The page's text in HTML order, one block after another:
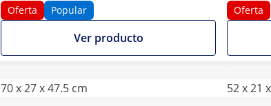
Oferta Popular
Ver producto
Oferta
70 x 27 x 47.5 cm 52 x 21